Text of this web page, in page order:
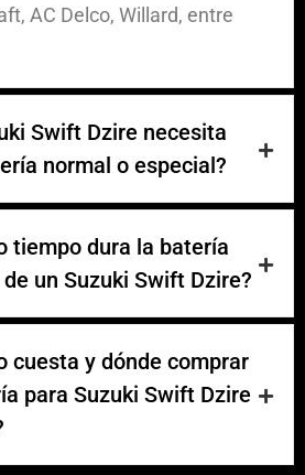
AC Delco, Willard, entre
Swift Dzire necesita
normal o especial?
tiempo dura la batería
un Suzuki Swift Dzire?
cuesta y dónde comprar
para Suzuki Swift Dzire